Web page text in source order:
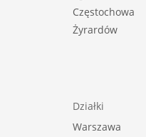
Częstochowa
Żyrardów
Działki
Warszawa